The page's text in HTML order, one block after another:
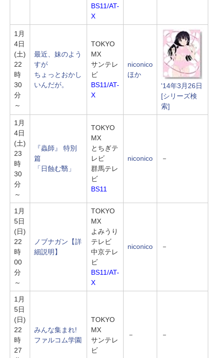
BS11/AT-
X
1月
4日
(土)
22
時
30
分
～
最近、妹のよう
すが
ちょっとおかし
いんだが。
TOKYO
MX
サンテレ
ビ
BS11/AT-
X
niconico
ほか
'14年3月26日
[シリーズ検
索]
1月
4日
(土)
23
時
30
分
～
『蟲師』 特別
篇
「日蝕む翳」
TOKYO
MX
とちぎテ
レビ
群馬テレ
ビ
BS11
niconico －
1月
5日
(日)
22
時
00
分
～
ノブナガン 【詳
細説明】
TOKYO
MX
よみうり
テレビ
中京テレ
ビ
BS11/AT-
X
niconico －
1月
5日
(日)
22
時
27
みんな集まれ!
ファルコム学園
TOKYO
MX
サンテレ
ビ
－ －